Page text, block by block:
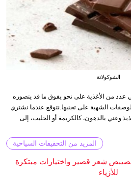
الشوكولاتة
عدد من الأغذية على نحو يفوق ما قد يتصوره
الشهية على تجنبها.نتوقع عندما نشتري
وغني بالدهون، كالكريمة أو الحليب، إلى
المزيد من التحقيقات السياحية
شعر قصير واختيارات مبتكرة
للأزياء